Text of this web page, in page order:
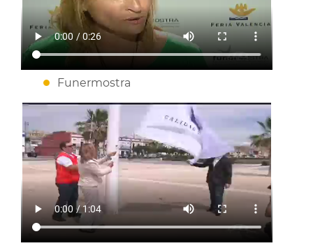
Funermostra